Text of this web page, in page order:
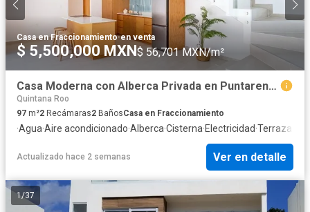
Casa en Fraccionamiento·en venta
$ 5,500,000 MXN$ 56,701 MXN/m²
Casa Moderna con Alberca Privada en Puntarena, Puerto Morelos
Quintana Roo
97 m²2 Recámaras2 BañosCasa en Fraccionamiento
·Agua·Aire acondicionado·Alberca·Cisterna·Electricidad·Terraza
Actualizado hace 2 semanas Ver en detalle
1/37